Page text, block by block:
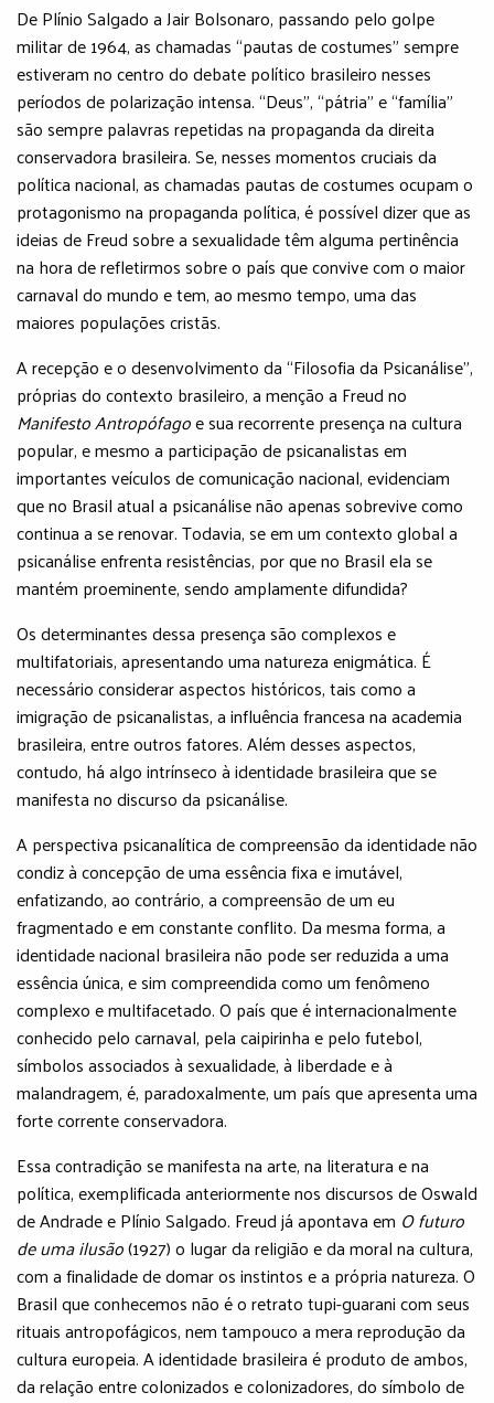
De Plínio Salgado a Jair Bolsonaro, passando pelo golpe
militar de 1964, as chamadas “pautas de costumes” sempre
estiveram no centro do debate político brasileiro nesses
períodos de polarização intensa. “Deus”, “pátria” e “família”
são sempre palavras repetidas na propaganda da direita
conservadora brasileira. Se, nesses momentos cruciais da
política nacional, as chamadas pautas de costumes ocupam o
protagonismo na propaganda política, é possível dizer que as
ideias de Freud sobre a sexualidade têm alguma pertinência
na hora de refletirmos sobre o país que convive com o maior
carnaval do mundo e tem, ao mesmo tempo, uma das
maiores populações cristãs.
A recepção e o desenvolvimento da “Filosofia da Psicanálise”,
próprias do contexto brasileiro, a menção a Freud no
Manifesto Antropófagoe sua recorrente presença na cultura
popular, e mesmo a participação de psicanalistas em
importantes veículos de comunicação nacional, evidenciam
que no Brasil atual a psicanálise não apenas sobrevive como
continua a se renovar. Todavia, se em um contexto global a
psicanálise enfrenta resistências, por que no Brasil ela se
mantém proeminente, sendo amplamente difundida?
Os determinantes dessa presença são complexos e
multifatoriais, apresentando uma natureza enigmática. É
necessário considerar aspectos históricos, tais como a
imigração de psicanalistas, a influência francesa na academia
brasileira, entre outros fatores. Além desses aspectos,
contudo, há algo intrínseco à identidade brasileira que se
manifesta no discurso da psicanálise.
A perspectiva psicanalítica de compreensão da identidade não
condiz à concepção de uma essência fixa e imutável,
enfatizando, ao contrário, a compreensão de um eu
fragmentado e em constante conflito. Da mesma forma, a
identidade nacional brasileira não pode ser reduzida a uma
essência única, e sim compreendida como um fenômeno
complexo e multifacetado. O país que é internacionalmente
conhecido pelo carnaval, pela caipirinha e pelo futebol,
símbolos associados à sexualidade, à liberdade e à
malandragem, é, paradoxalmente, um país que apresenta uma
forte corrente conservadora.
Essa contradição se manifesta na arte, na literatura e na
política, exemplificada anteriormente nos discursos de Oswald
de Andrade e Plínio Salgado. Freud já apontava em O futuro
de uma ilusão(1927) o lugar da religião e da moral na cultura,
com a finalidade de domar os instintos e a própria natureza. O
Brasil que conhecemos não é o retrato tupi-guarani com seus
rituais antropofágicos, nem tampouco a mera reprodução da
cultura europeia. A identidade brasileira é produto de ambos,
da relação entre colonizados e colonizadores, do símbolo de